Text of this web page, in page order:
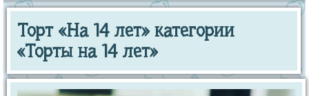
Торт «На 14 лет» категории
«Торты на 14 лет»